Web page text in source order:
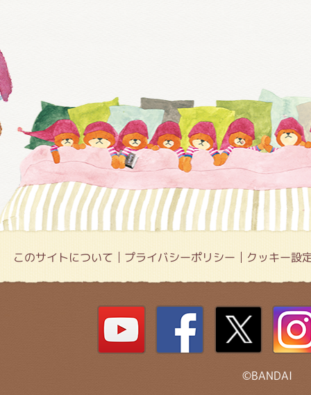
このサイトについて プライバシーポリシー クッキー設
©BANDAI